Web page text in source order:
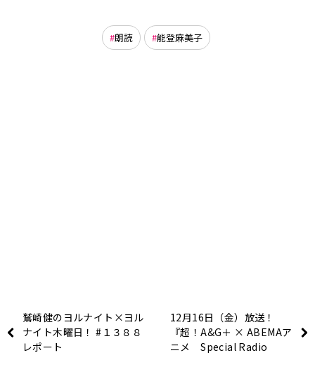
朗読 能登麻美子
鷲崎健のヨルナイト×ヨル
ナイト木曜日！ #１３８８
レポート
12月16日（金）放送！
『超！A&G＋ × ABEMAア
ニメ Special Radio